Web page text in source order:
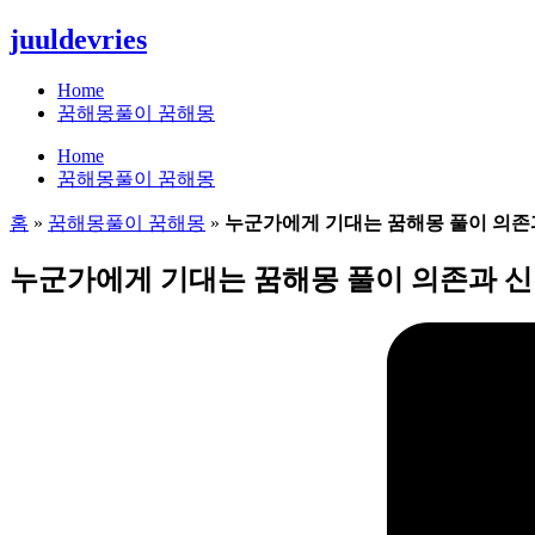
콘
텐
juuldevries
Home
꿈해몽풀이 꿈해몽
Home
꿈해몽풀이 꿈해몽
홈 » 꿈해몽풀이 꿈해몽 » 누군가에게 기대는 꿈해몽 풀이 의존
누군가에게 기대는 꿈해몽 풀이 의존과 신